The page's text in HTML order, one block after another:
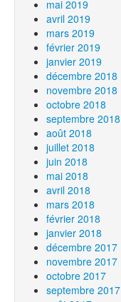
mai 2019
avril 2019
mars 2019
février 2019
janvier 2019
décembre 2018
novembre 2018
octobre 2018
septembre 2018
août 2018
juillet 2018
juin 2018
mai 2018
avril 2018
mars 2018
février 2018
janvier 2018
décembre 2017
novembre 2017
octobre 2017
septembre 2017